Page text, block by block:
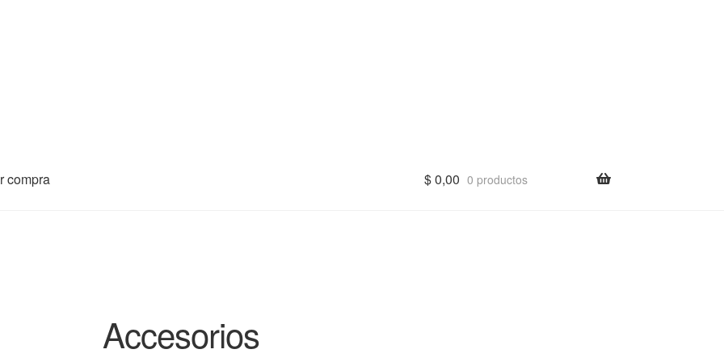
compra $0,00 0 productos
Accesorios